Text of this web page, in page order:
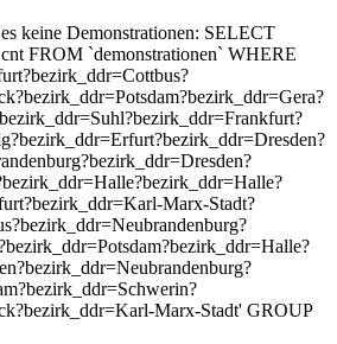
keine Demonstrationen: SELECT
FROM `demonstrationen` WHERE
Marx-Stadt?
Marx-Stadt' GROUP